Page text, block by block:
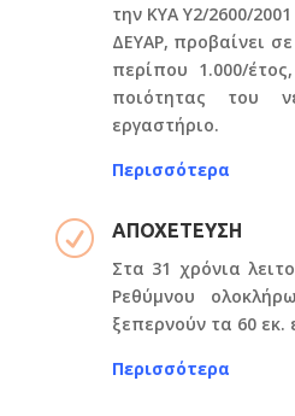
την ΚΥΑ Y2/2600/
ΔΕΥΑΡ, προβαίνει
περίπου 1.000/
ποιότητας του
εργαστήριο.
Περισσότερα
R ΑΠΟΧΕΤΕΥΣΗ
Στα 31 χρόνια
Ρεθύμνου
ξεπερνούν τα 60 εκ.
Περισσότερα